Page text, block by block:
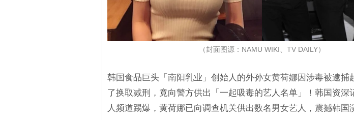
（封面图源：NAMU WIKI、TV DAILY）
韩国食品巨头「南阳乳业」创始人的外孙女黄荷娜因涉毒被逮捕
了换取减刑，竟向警方供出「一起吸毒的艺人名单」！韩国资深
人频道踢爆，黄荷娜已向调查机关供出数名男女艺人，震撼韩国